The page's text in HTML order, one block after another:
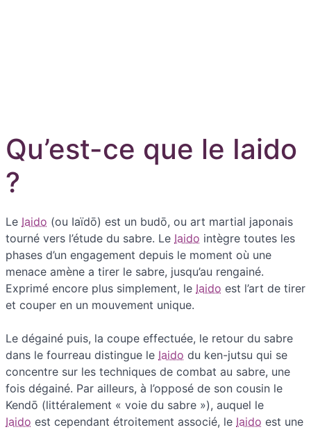
Qu’est-ce que le Iaido
?
Le Iaido (ou Iaïdō) est un budō, ou art martial japonais
tourné vers l’étude du sabre. Le Iaido intègre toutes les
phases d’un engagement depuis le moment où une
menace amène a tirer le sabre, jusqu’au rengainé.
Exprimé encore plus simplement, le Iaido est l’art de tirer
et couper en un mouvement unique.
Le dégainé puis, la coupe effectuée, le retour du sabre
dans le fourreau distingue le Iaido du ken-jutsu qui se
concentre sur les techniques de combat au sabre, une
fois dégainé. Par ailleurs, à l’opposé de son cousin le
Kendō (littéralement « voie du sabre »), auquel le
Iaido est cependant étroitement associé, le Iaido est une